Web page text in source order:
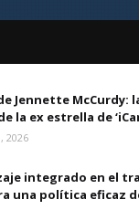
Jennette McCurdy:
la ex estrella de
2026
integrado en el
una política eficaz